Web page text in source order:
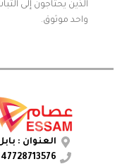
الذين يحتاجون إلى
واحد موثوق.
العنوان :